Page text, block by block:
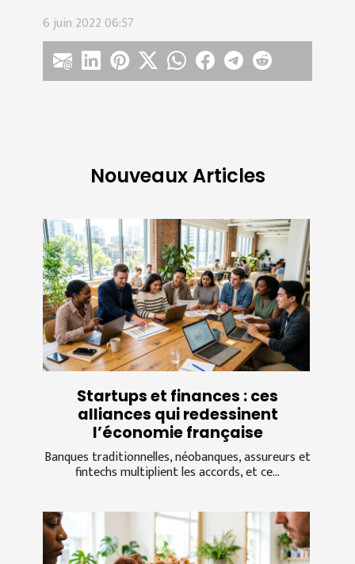
6 juin 2022 06:57
Nouveaux Articles
Startups et finances : ces
alliances qui redessinent
l’économie française
Banques traditionnelles, néobanques, assureurs et
fintechs multiplient les accords, et ce...